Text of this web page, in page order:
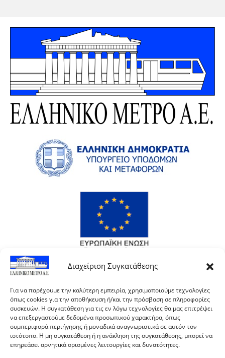
Διαχείριση Συγκατάθεσης
Για να παρέχουμε την καλύτερη εμπειρία, χρησιμοποιούμε τεχνολογίες
όπως cookies για την αποθήκευση ή/και την πρόσβαση σε πληροφορίες
συσκευών. Η συγκατάθεση για τις εν λόγω τεχνολογίες θα μας επιτρέψει
να επεξεργαστούμε δεδομένα προσωπικού χαρακτήρα, όπως
συμπεριφορά περιήγησης ή μοναδικά αναγνωριστικά σε αυτόν τον
ιστότοπο. Η μη συγκατάθεση ή η ανάκληση της συγκατάθεσης, μπορεί να
επηρεάσει αρνητικά ορισμένες λειτουργίες και δυνατότητες.